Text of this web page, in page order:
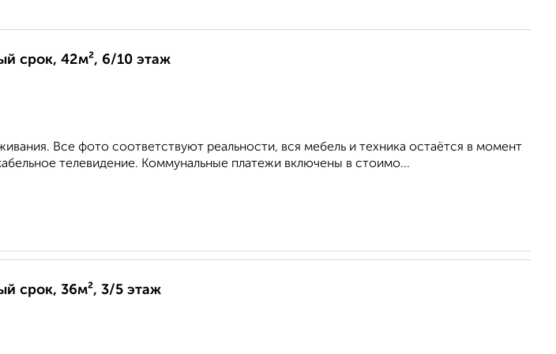
срок, 42м², 6/10 этаж
Все фото соответствуют реальности, вся мебель и техника остаётся в момент
телевидение. Коммунальные платежи включены в стоимо...
срок, 36м², 3/5 этаж